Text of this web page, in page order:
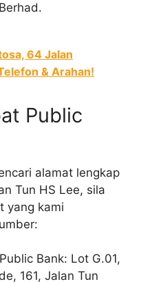
64 Jalan
& Arahan!
Public
alamat lengkap
Tun HS Lee, sila
yang kami
Bank: Lot G.01,
161, Jalan Tun